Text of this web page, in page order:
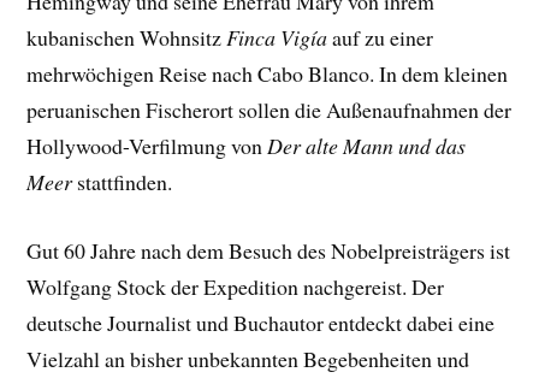
kubanischen WohnsitzFinca Vigíaauf zu einer
mehrwöchigen Reise nach Cabo Blanco. In dem kleinen
peruanischen Fischerort sollen die Außenaufnahmen der
Hollywood-Verfilmung vonDer alte Mann und das
Meerstattfinden.
Gut 60 Jahre nach dem Besuch des Nobelpreisträgers ist
Wolfgang Stock der Expedition nachgereist. Der
deutsche Journalist und Buchautor entdeckt dabei eine
Vielzahl an bisher unbekannten Begebenheiten und